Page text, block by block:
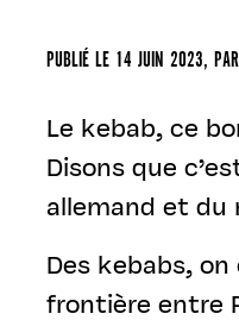
PUBLIÉ LE 14 JUIN 2023, PAR
Le kebab, ce
Disons que
allemand et du
Des kebabs, on
frontière entre